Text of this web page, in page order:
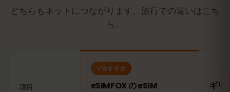
どちらもネットにつながります。旅行での違いはこち
ら。
項目
おすすめ
eSIMFOX の eSIM ギリ